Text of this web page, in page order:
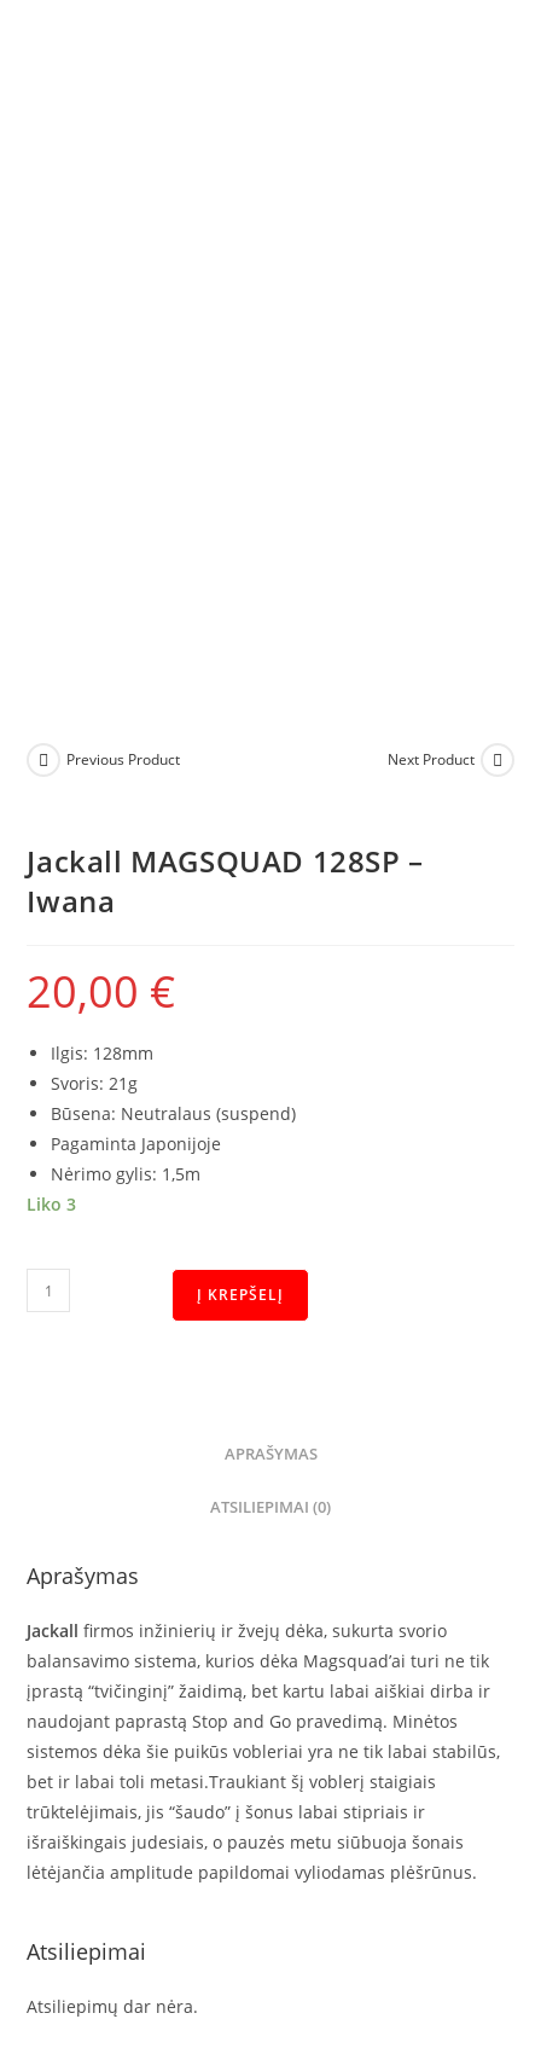
Previous Product Next Product
Jackall MAGSQUAD 128SP –
Iwana
20,00 €
Ilgis: 128mm
Svoris: 21g
Būsena: Neutralaus (suspend)
Pagaminta Japonijoje
Nėrimo gylis: 1,5m
Liko 3
Į KREPŠELĮ
APRAŠYMAS
ATSILIEPIMAI (0)
Aprašymas
Jackall firmos inžinierių ir žvejų dėka, sukurta svorio
balansavimo sistema, kurios dėka Magsquad’ai turi ne tik
įprastą “tvičinginį” žaidimą, bet kartu labai aiškiai dirba ir
naudojant paprastą Stop and Go pravedimą. Minėtos
sistemos dėka šie puikūs vobleriai yra ne tik labai stabilūs,
bet ir labai toli metasi.Traukiant šį voblerį staigiais
trūktelėjimais, jis “šaudo” į šonus labai stipriais ir
išraiškingais judesiais, o pauzės metu siūbuoja šonais
lėtėjančia amplitude papildomai vyliodamas plėšrūnus.
Atsiliepimai
Atsiliepimų dar nėra.